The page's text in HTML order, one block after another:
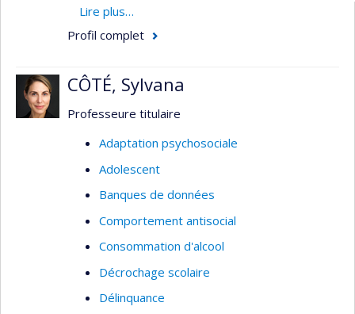
Inégalités sociales de santé.
Organisation de la santé publique.
Lire plus…
Profil complet
CÔTÉ, Sylvana
Professeure titulaire
Adaptation psychosociale
Adolescent
Banques de données
Comportement antisocial
Consommation d'alcool
Décrochage scolaire
Délinquance